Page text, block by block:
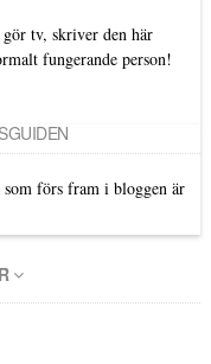
gör tv, skriver den här
fungerande person!
förs fram i bloggen är